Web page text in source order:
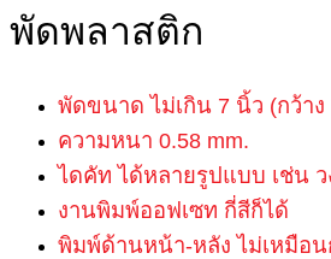
พัดพลาสติก
พัดขนาด ไม่เกิน 7 นิ้ว (กว้าง
ความหนา 0.58 mm.
ไดคัท ได้หลายรูปแบบ เช่น
งานพิมพ์ออฟเซท กี่สีก็ได้
พิมพ์ด้านหน้า-หลัง ไม่เหมือ